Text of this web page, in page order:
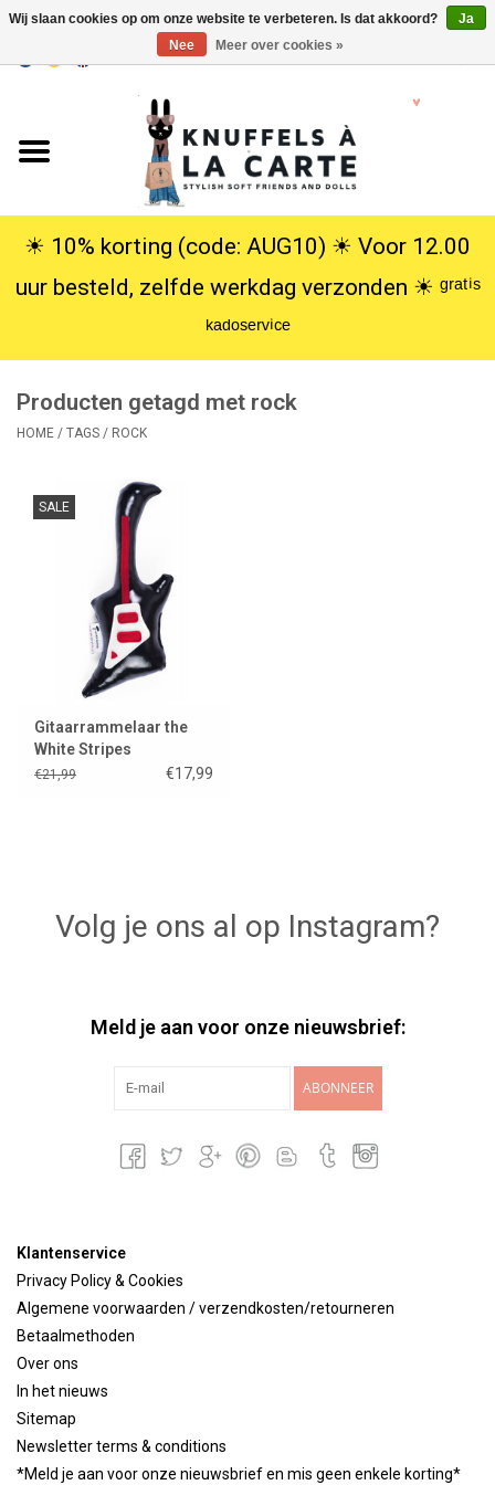
USD
Knuffels
Poppen
SALE
☀︎ 10% korting (code: AUG10) ☀︎ Voor 12.00
uur besteld, zelfde werkdag verzonden ☀︎ ᵍʳᵃᵗⁱˢ
ᵏᵃᵈᵒˢᵉʳᵛⁱᶜᵉ
Producten getagd met rock
HOME / TAGS / ROCK
SALE
Gitaarrammelaar the
White Stripes
€21,99 €17,99
Volg je ons al op Instagram?
Meld je aan voor onze nieuwsbrief:
ABONNEER
Klantenservice
Privacy Policy & Cookies
Algemene voorwaarden / verzendkosten/retourneren
Betaalmethoden
Over ons
In het nieuws
Sitemap
Newsletter terms & conditions
*Meld je aan voor onze nieuwsbrief en mis geen enkele korting*
Wij slaan cookies op om onze website te verbeteren. Is dat akkoord?
Ja
Nee
Meer over cookies »